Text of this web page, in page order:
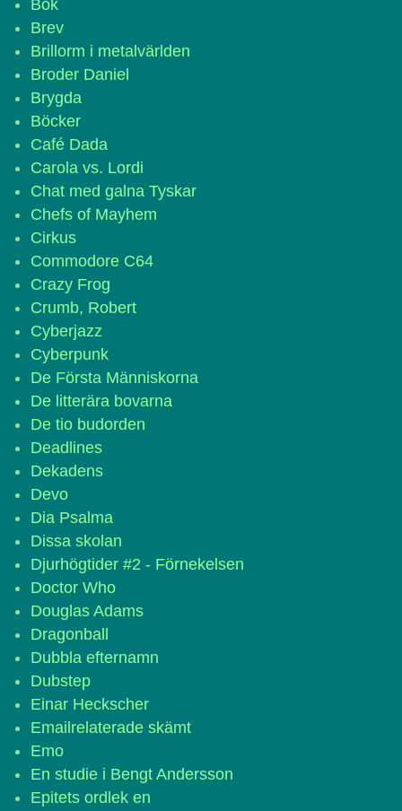
Bok
Brev
Brillorm i metalvärlden
Broder Daniel
Brygda
Böcker
Café Dada
Carola vs. Lordi
Chat med galna Tyskar
Chefs of Mayhem
Cirkus
Commodore C64
Crazy Frog
Crumb, Robert
Cyberjazz
Cyberpunk
De Första Människorna
De litterära bovarna
De tio budorden
Deadlines
Dekadens
Devo
Dia Psalma
Dissa skolan
Djurhögtider #2 - Förnekelsen
Doctor Who
Douglas Adams
Dragonball
Dubbla efternamn
Dubstep
Einar Heckscher
Emailrelaterade skämt
Emo
En studie i Bengt Andersson
Epitets ordlek en